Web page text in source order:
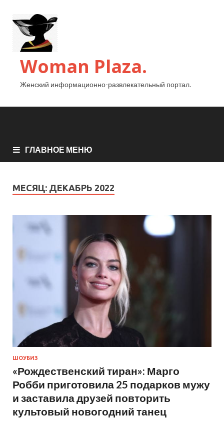
Woman Plaza.
Женский информационно-развлекательный портал.
ГЛАВНОЕ МЕНЮ
МЕСЯЦ: ДЕКАБРЬ 2022
ШОУБИЗ
«Рождественский тиран»: Марго
Робби приготовила 25 подарков мужу
и заставила друзей повторить
культовый новогодний танец